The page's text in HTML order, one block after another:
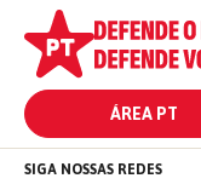
ÁREA PT
SIGA NOSSAS REDES